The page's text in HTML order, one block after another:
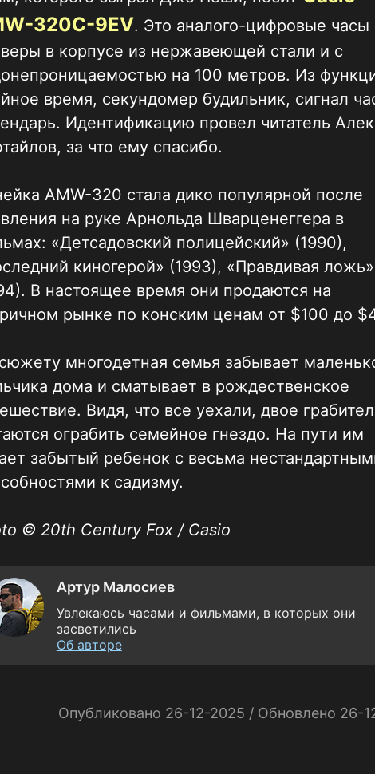
320C-9EV. Это аналого-цифровые часы
в корпусе из нержавеющей стали и с
на 100 метров. Из
время, секундомер будильник, сигнал
Идентификацию провел читатель
за что ему спасибо.
AMW-320 стала дико популярной после
на руке Арнольда Шварценеггера в
«Детсадовский полицейский» (1990),
киногерой» (1993), «Правдивая ложь»
В настоящее время они продаются на
рынке по конским ценам от $100 до
многодетная семья забывает
дома и сматывает в рождественское
Видя, что все уехали, двое
ограбить семейное гнездо. На пути им
забытый ребенок с весьма
к садизму.
© 20th Century Fox / Casio
Артур Малосиев
Увлекаюсь часами и фильмами, в которых они
засветились
Об авторе
Опубликовано 26-12-2025 / Обновлено 26-